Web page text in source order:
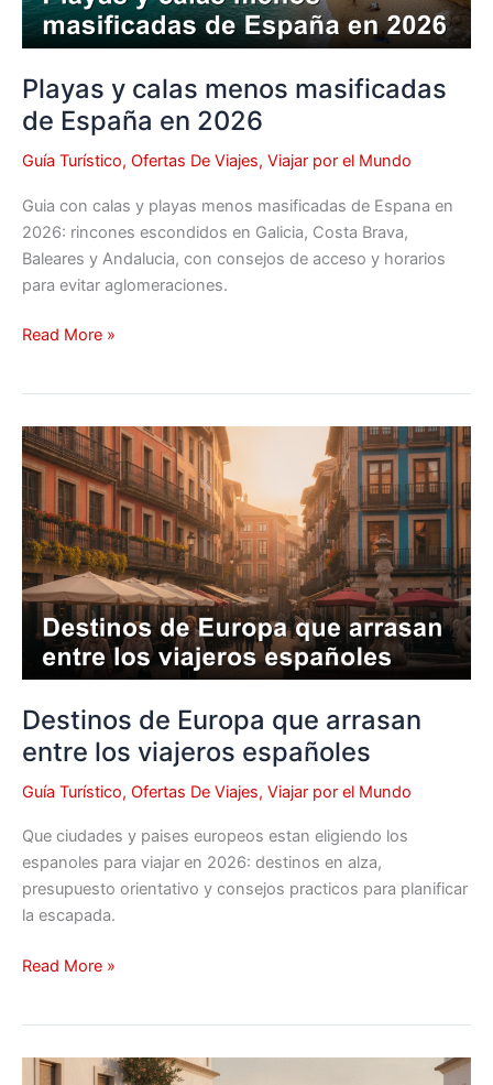
Playas y calas menos masificadas
de España en 2026
Guía Turístico, Ofertas De Viajes, Viajar por el Mundo
Guia con calas y playas menos masificadas de Espana en
2026: rincones escondidos en Galicia, Costa Brava,
Baleares y Andalucia, con consejos de acceso y horarios
para evitar aglomeraciones.
2026
Read More »
Destinos de Europa que arrasan
entre los viajeros españoles
Guía Turístico, Ofertas De Viajes, Viajar por el Mundo
Que ciudades y paises europeos estan eligiendo los
espanoles para viajar en 2026: destinos en alza,
presupuesto orientativo y consejos practicos para planificar
la escapada.
Destinos
de
Europa
que
arrasan
entre
los
viajeros
españoles
Read More »
Escapadas